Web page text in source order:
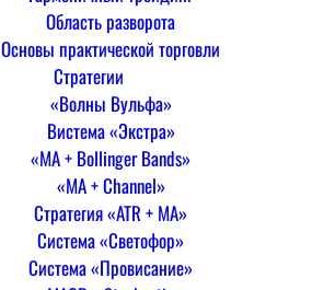
Область разворота
Основы практической торговли
Стратегии
«Волны Вульфа»
Вистема «Экстра»
«MA + Bollinger Bands»
«MA + Channel»
Стратегия «ATR + MA»
Система «Светофор»
Система «Провисание»